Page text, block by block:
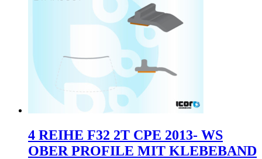
4 REIHE F32 2T CPE 2013- WS
OBER PROFILE MIT KLEBEBAND